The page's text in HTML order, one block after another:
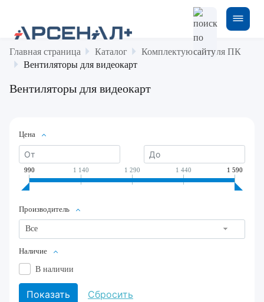
Главная страница Каталог
Комплектующие для ПК
Вентиляторы для видеокарт
Вентиляторы для видеокарт
Цена
990 1 140 1 290 1 440 1 590
Производитель
Все
Наличие
В наличии